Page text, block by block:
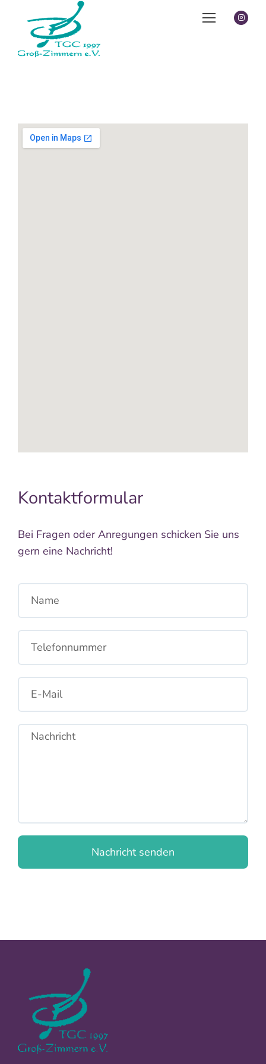
Kontaktformular
Bei Fragen oder Anregungen schicken Sie uns
gern eine Nachricht!
Nachricht senden